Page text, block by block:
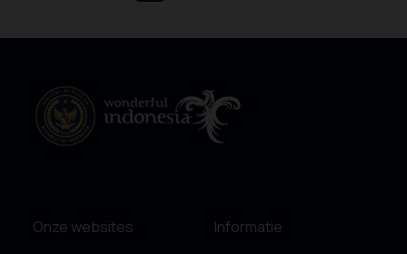
Onze websites Informatie